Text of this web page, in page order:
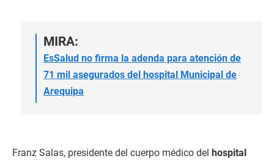
MIRA:
EsSalud no firma la adenda para atención de
71 mil asegurados del hospital Municipal de
Arequipa
Franz Salas, presidente del cuerpo médico del hospital